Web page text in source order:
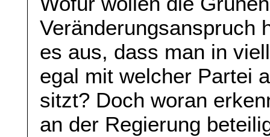
Veränderungsanspruch
es aus, dass man in
egal mit welcher Partei
sitzt? Doch woran
an der Regierung